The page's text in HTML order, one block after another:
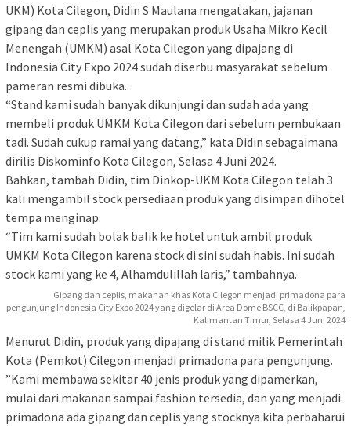
UKM) Kota Cilegon, Didin S Maulana mengatakan, jajanan
gipang dan ceplis yang merupakan produk Usaha Mikro Kecil
Menengah (UMKM) asal Kota Cilegon yang dipajang di
Indonesia City Expo 2024 sudah diserbu masyarakat sebelum
pameran resmi dibuka.
“Stand kami sudah banyak dikunjungi dan sudah ada yang
membeli produk UMKM Kota Cilegon dari sebelum pembukaan
tadi. Sudah cukup ramai yang datang,” kata Didin sebagaimana
dirilis Diskominfo Kota Cilegon, Selasa 4 Juni 2024.
Bahkan, tambah Didin, tim Dinkop-UKM Kota Cilegon telah 3
kali mengambil stock persediaan produk yang disimpan dihotel
tempa menginap.
“Tim kami sudah bolak balik ke hotel untuk ambil produk
UMKM Kota Cilegon karena stock di sini sudah habis. Ini sudah
stock kami yang ke 4, Alhamdulillah laris,” tambahnya.
Gipang dan ceplis, makanan khas Kota Cilegon menjadi primadona para
pengunjung Indonesia City Expo 2024 yang digelar di Area Dome BSCC, di Balikpapan,
Kalimantan Timur, Selasa 4 Juni 2024
Menurut Didin, produk yang dipajang di stand milik Pemerintah
Kota (Pemkot) Cilegon menjadi primadona para pengunjung.
”Kami membawa sekitar 40 jenis produk yang dipamerkan,
mulai dari makanan sampai fashion tersedia, dan yang menjadi
primadona ada gipang dan ceplis yang stocknya kita perbaharui